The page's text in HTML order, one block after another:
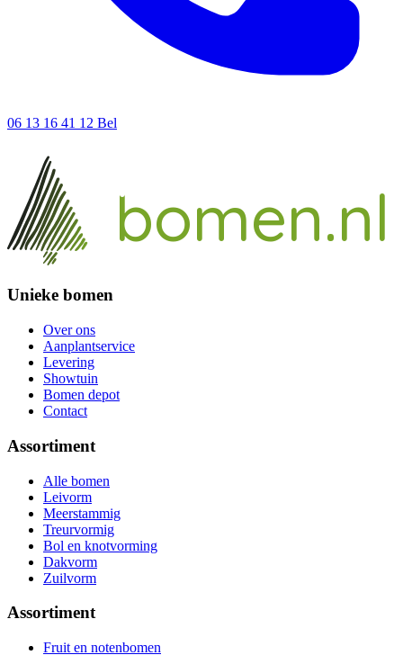
06 13 16 41 12 Bel
bomen.nl
un
Unieke bomen
Over ons
Aanplantservice
Levering
Showtuin
Bomen depot
Contact
Assortiment
Alle bomen
Leivorm
Meerstammig
Treurvormig
Bol en knotvorming
Dakvorm
Zuilvorm
Assortiment
Fruit en notenbomen